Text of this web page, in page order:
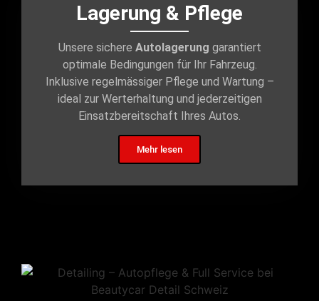
Lagerung & Pflege
Unsere sichere Autolagerung garantiert
optimale Bedingungen für Ihr Fahrzeug.
Inklusive regelmässiger Pflege und Wartung –
ideal zur Werterhaltung und jederzeitigen
Einsatzbereitschaft Ihres Autos.
Mehr lesen